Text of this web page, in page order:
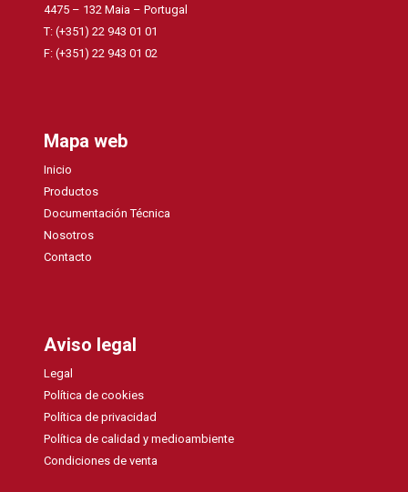
4475 – 132 Maia – Portugal
T: (+351) 22 943 01 01
F: (+351) 22 943 01 02
Mapa web
Inicio
Productos
Documentación Técnica
Nosotros
Contacto
Aviso legal
Legal
Política de cookies
Política de privacidad
Política de calidad y medioambiente
Condiciones de venta